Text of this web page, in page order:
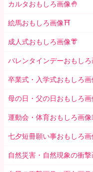
カルタおもしろ画像🤚
絵馬おもしろ画像⛩
成人式おもしろ画像👘
バレンタインデーおもしろ
卒業式・入学式おもしろ画
母の日・父の日おもしろ
運動会・体育おもしろ画像
七夕短冊願い事おもしろ画
自然災害・自然現象の衝